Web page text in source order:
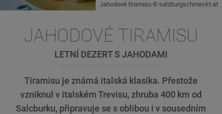
Jahodové tiramisu © salzburgschmeckt.at
JAHODOVÉ TIRAMISU
LETNÍ DEZERT S JAHODAMI
Tiramisu je známá italská klasika. Přestože
vzniknul v italském Trevisu, zhruba 400 km od
Salcburku, připravuje se s oblibou i v sousedním